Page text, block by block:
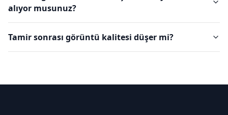
alıyor musunuz?
Tamir sonrası görüntü kalitesi düşer mi?